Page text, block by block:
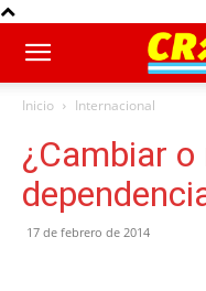
Inicio Internacional
¿Cambiar
17 de febrero de 2014